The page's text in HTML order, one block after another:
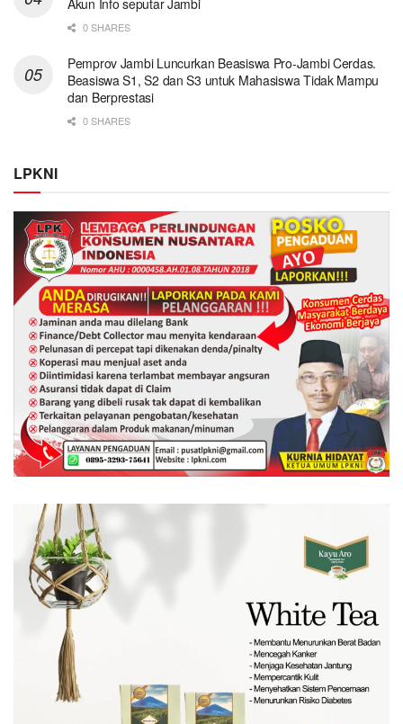
0 SHARES
Pemprov Jambi Luncurkan Beasiswa Pro-Jambi Cerdas.
Beasiswa S1, S2 dan S3 untuk Mahasiswa Tidak Mampu
dan Berprestasi
0 SHARES
LPKNI